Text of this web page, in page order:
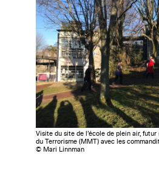
Visite du site de l’école de plein air,
du Terrorisme (MMT) avec les
© Mari Linnman